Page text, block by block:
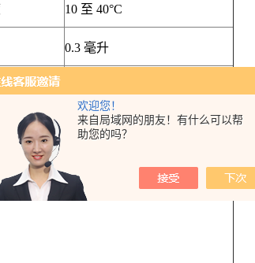
欢迎您！
来自局域网的朋友！有什么可以帮
助您的吗？
10 至 40°C
0.3 毫升
55(W)×31(D)×109(H)毫米, 100
公克(不含零件的重量)